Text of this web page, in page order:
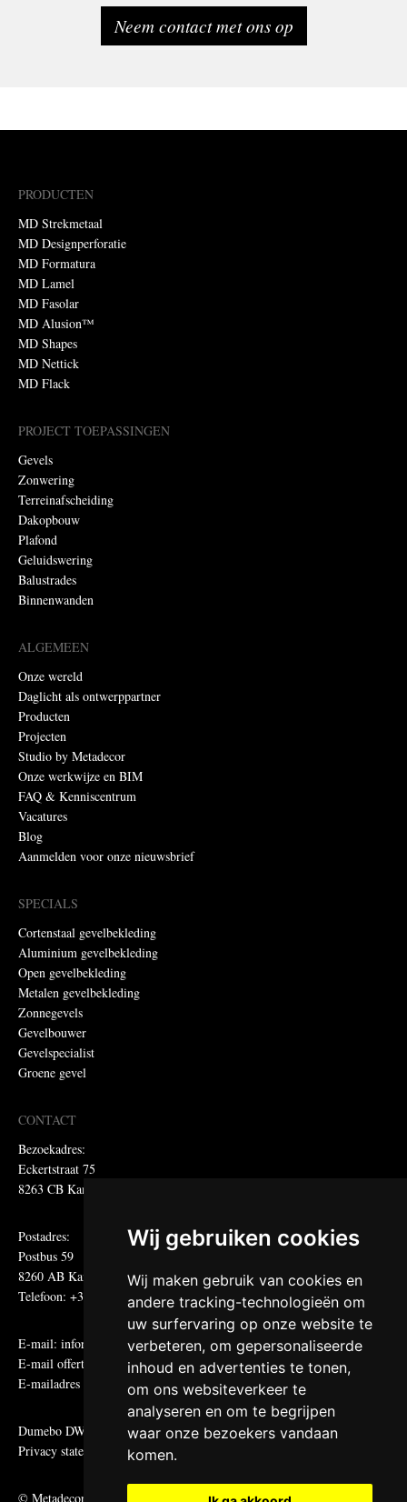
Wij gebruiken cookies
Wij maken gebruik van cookies en
andere tracking-technologieën om
uw surfervaring op onze website te
verbeteren, om gepersonaliseerde
inhoud en advertenties te tonen,
om ons websiteverkeer te
analyseren en om te begrijpen
waar onze bezoekers vandaan
komen.
Neem contact met ons op
PRODUCTEN
MD Strekmetaal
MD Designperforatie
MD Formatura
MD Lamel
MD Fasolar
MD Alusion™
MD Shapes
MD Nettick
MD Flack
PROJECT TOEPASSINGEN
Gevels
Zonwering
Terreinafscheiding
Dakopbouw
Plafond
Geluidswering
Balustrades
Binnenwanden
ALGEMEEN
Onze wereld
Daglicht als ontwerppartner
Producten
Projecten
Studio by Metadecor
Onze werkwijze en BIM
FAQ & Kenniscentrum
Vacatures
Blog
Aanmelden voor onze nieuwsbrief
SPECIALS
Cortenstaal gevelbekleding
Aluminium gevelbekleding
Open gevelbekleding
Metalen gevelbekleding
Zonnegevels
Gevelbouwer
Gevelspecialist
Groene gevel
CONTACT
Bezoekadres:
Eckertstraat 75
8263 CB Kampen
Postadres:
Postbus 59
8260 AB Kampen
Telefoon: +31 (0)38 331 81 81
E-mail: informatie@metadecor.nl
E-mail offertes:
calculatie@metadecor.nl
E-mailadres administratie:facturen@metadecor.nl
Dumebo DWS voorwaarden
Privacy statement
© Metadecor